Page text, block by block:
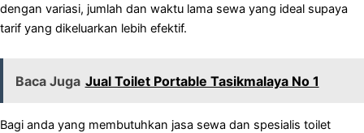
dengan variasi, jumlah dan waktu lama sewa yang ideal supaya
tarif yang dikeluarkan lebih efektif.
Baca Juga Jual Toilet Portable Tasikmalaya No 1
Bagi anda yang membutuhkan jasa sewa dan spesialis toilet